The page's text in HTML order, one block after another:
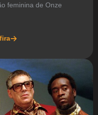
feminina de Onze